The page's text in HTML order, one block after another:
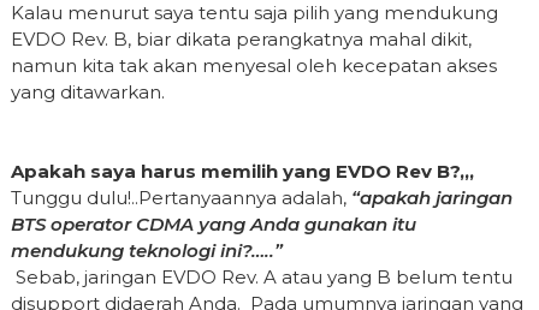
Kalau menurut saya tentu saja pilih yang mendukung
EVDO Rev. B, biar dikata perangkatnya mahal dikit,
namun kita tak akan menyesal oleh kecepatan akses
yang ditawarkan.
Apakah saya harus memilih yang EVDO Rev B?,,,
Tunggu dulu!..Pertanyaannya adalah, “apakah jaringan
BTS operator CDMA yang Anda gunakan itu
mendukung teknologi ini?…..”
Sebab, jaringan EVDO Rev. A atau yang B belum tentu
disupport didaerah Anda. Pada umumnya jaringan yang